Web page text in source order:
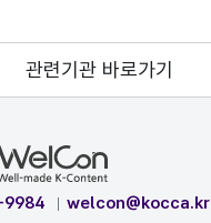
관련기관 바로가기
9984 welcon@kocca.kr